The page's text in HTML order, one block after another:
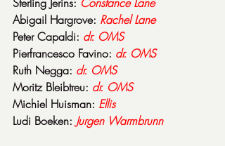
Abigail Hargrove: Rachel Lane
Peter Capaldi: dr. OMS
Pierfrancesco Favino: dr. OMS
Ruth Negga: dr. OMS
Moritz Bleibtreu: dr. OMS
Michiel Huisman: Ellis
Ludi Boeken: Jurgen Warmbrunn